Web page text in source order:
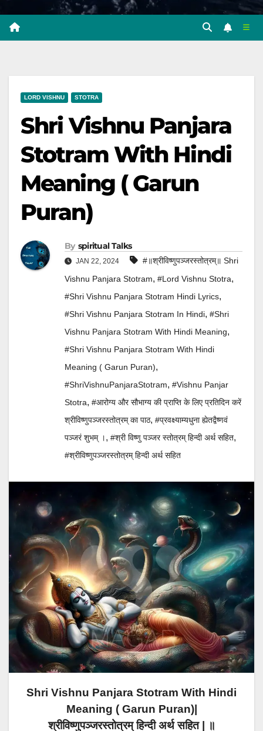
LORD VISHNU STOTRA
Shri Vishnu Panjara
Stotram With Hindi
Meaning ( Garun
Puran)
By Spiritual Talks
JAN 22, 2024
#॥श्रीविष्णुपञ्जरस्तोत्रम्॥ Shri
Vishnu Panjara Stotram, #lord Vishnu Stotra,
#Shri Vishnu Panjara Stotram Hindi Lyrics,
#Shri Vishnu Panjara Stotram In Hindi, #Shri
Vishnu Panjara Stotram With Hindi Meaning,
#Shri Vishnu Panjara Stotram With Hindi
Meaning ( Garun Puran),
#ShriVishnuPanjaraStotram, #Vishnu Panjar
Stotra, #आरोग्य और सौभाग्य की प्राप्ति के लिए प्रतिदिन करें
श्रीविष्णुपञ्जरस्तोत्रम् का पाठ, #प्रवक्ष्याम्यधुना ह्येतद्वैष्णवं
पञ्जरं शुभम् ।, #श्री विष्णु पञ्जर स्तोत्रम् हिन्दी अर्थ सहित,
#श्रीविष्णुपञ्जरस्तोत्रम् हिन्दी अर्थ सहित
Shri Vishnu Panjara Stotram With Hindi
Meaning ( Garun Puran)|
श्रीविष्णुपञ्जरस्तोत्रम् हिन्दी अर्थ सहित | ॥